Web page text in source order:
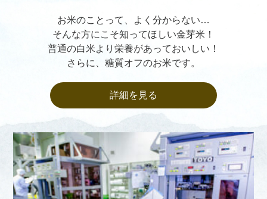
お米のことって、よく分からない…
そんな方にこそ知ってほしい金芽米！
普通の白米より栄養があっておいしい！
さらに、糖質オフのお米です。
詳細を見る